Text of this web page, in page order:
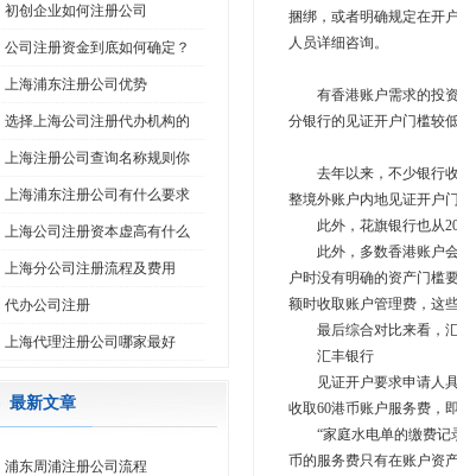
捆绑，或者明确规定在开
人员详细咨询。
有香港账户需求的投资
分银行的见证开户门槛较
去年以来，不少银行收
整境外账户内地见证开户
此外，花旗银行也从
此外，多数香港账户会
户时没有明确的资产门槛
额时收取账户管理费，这
最后综合对比来看，汇
汇丰银行
见证开户要求申请人具
收取60港币账户服务费，
“家庭水电单的缴费记录
币的服务费只有在账户资
初创企业如何注册公司
公司注册资金到底如何确定？
上海浦东注册公司优势
选择上海公司注册代办机构的
上海注册公司查询名称规则你
上海浦东注册公司有什么要求
上海公司注册资本虚高有什么
上海分公司注册流程及费用
代办公司注册
上海代理注册公司哪家最好
最新文章
浦东周浦注册公司流程